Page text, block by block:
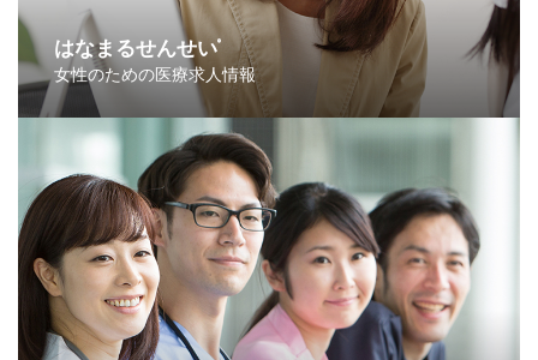
はなまるせんせい®
女性のための医療求人情報